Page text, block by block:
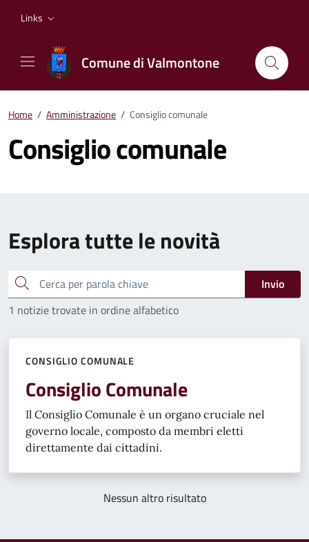
Links
Comune di Valmontone
Home / Amministrazione / Consiglio comunale
Consiglio comunale
Esplora tutte le novità
Cerca
Invio
1 notizie trovate in ordine alfabetico
CONSIGLIO COMUNALE
Consiglio Comunale
Il Consiglio Comunale è un organo cruciale nel
governo locale, composto da membri eletti
direttamente dai cittadini.
Nessun altro risultato